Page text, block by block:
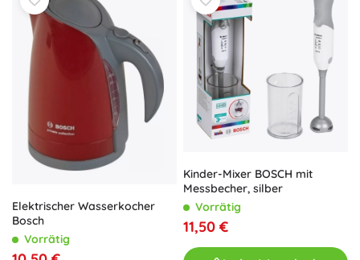
Elektrischer Wasserkocher
Bosch
Vorrätig
Kinder-Mixer BOSCH mit
Messbecher, silber
Vorrätig
11,50 €